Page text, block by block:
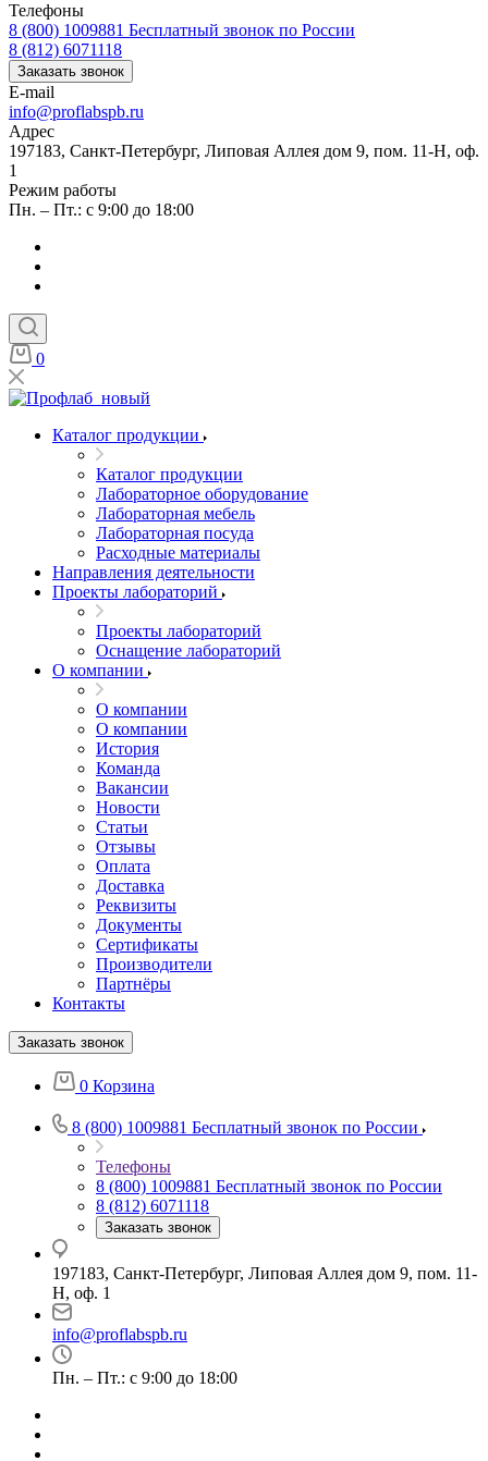
Телефоны
8 (800) 1009881 Бесплатный звонок по России
8 (812) 6071118
Заказать звонок
E-mail
info@proflabspb.ru
Адрес
197183, Санкт-Петербург, Липовая Аллея дом 9, пом. 11-Н, оф.
1
Режим работы
Пн. – Пт.: с 9:00 до 18:00
0
Каталог продукции
Каталог продукции
Лабораторное оборудование
Лабораторная мебель
Лабораторная посуда
Расходные материалы
Направления деятельности
Проекты лабораторий
Проекты лабораторий
Оснащение лабораторий
О компании
О компании
О компании
История
Команда
Вакансии
Новости
Статьи
Отзывы
Оплата
Доставка
Реквизиты
Документы
Сертификаты
Производители
Партнёры
Контакты
Заказать звонок
0 Корзина
8 (800) 1009881 Бесплатный звонок по России
Телефоны
8 (800) 1009881 Бесплатный звонок по России
8 (812) 6071118
Заказать звонок
197183, Санкт-Петербург, Липовая Аллея дом 9, пом. 11-
Н, оф. 1
info@proflabspb.ru
Пн. – Пт.: с 9:00 до 18:00